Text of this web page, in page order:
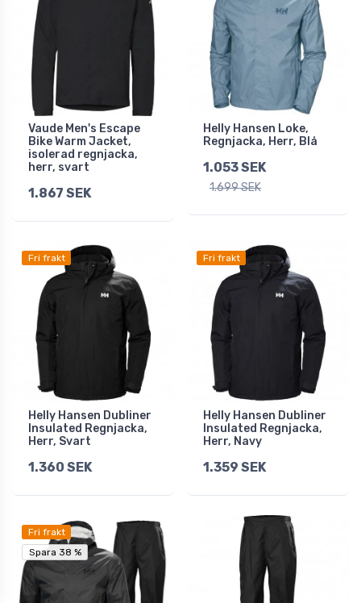
Vaude Men's Escape
Bike Warm Jacket,
isolerad regnjacka,
herr, svart
1.867 SEK
Helly Hansen Loke,
Regnjacka, Herr, Blå
1.053 SEK
1.699 SEK
Fri frakt
Helly Hansen Dubliner
Insulated Regnjacka,
Herr, Svart
1.360 SEK
Fri frakt
Helly Hansen Dubliner
Insulated Regnjacka,
Herr, Navy
1.359 SEK
Fri frakt
Spara 38 %
Spara 38 %